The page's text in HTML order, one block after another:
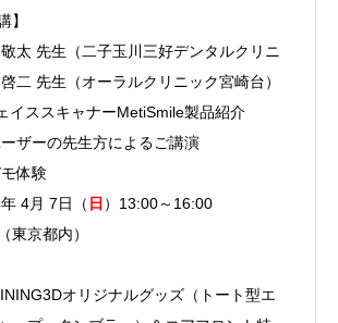
】
敬太 先生（二子玉川三好デンタルクリニ
二 先生（オーラルクリニック宮崎台）
イススキャナーMetiSmile製品紹介
ザーの先生方によるご講演
体験
4月 7日（ 日 ）13:00～16:00
東京都内）
オリジナルグッズ（トート型エ